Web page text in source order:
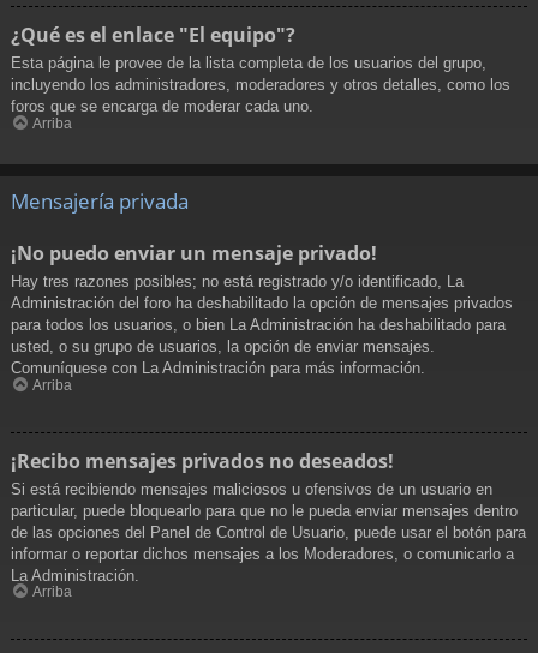
¿Qué es el enlace "El equipo"?
Esta página le provee de la lista completa de los usuarios del grupo,
incluyendo los administradores, moderadores y otros detalles, como los
foros que se encarga de moderar cada uno.
Arriba
Mensajería privada
¡No puedo enviar un mensaje privado!
Hay tres razones posibles; no está registrado y/o identificado, La
Administración del foro ha deshabilitado la opción de mensajes privados
para todos los usuarios, o bien La Administración ha deshabilitado para
usted, o su grupo de usuarios, la opción de enviar mensajes.
Comuníquese con La Administración para más información.
Arriba
¡Recibo mensajes privados no deseados!
Si está recibiendo mensajes maliciosos u ofensivos de un usuario en
particular, puede bloquearlo para que no le pueda enviar mensajes dentro
de las opciones del Panel de Control de Usuario, puede usar el botón para
informar o reportar dichos mensajes a los Moderadores, o comunicarlo a
La Administración.
Arriba